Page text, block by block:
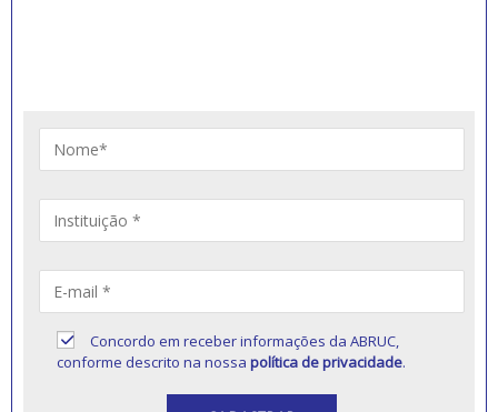
Concordo em receber informações da ABRUC,
conforme descrito na nossapolítica de privacidade.